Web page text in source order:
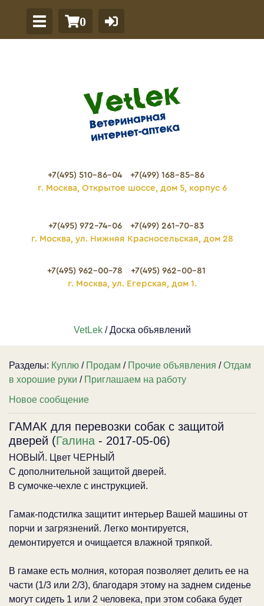
0
+7(495) 510-86-04
+7(499) 168-85-86
г. Москва, Открытое шоссе, дом 5, корпус 6
+7(495) 972-74-06
+7(499) 261-70-83
г. Москва, ул. Нижняя Красносельская, дом 28
+7(495) 962-00-78
+7(495) 962-00-81
г. Москва, ул. Егерская, дом 1.
VetLek/ Доска объявлений
Разделы: Куплю / Продам / Прочие объявления /Отдам
в хорошие руки / Приглашаем на работу
Новое сообщение
ГАМАК для перевозки собак с защитой
дверей (Галина - 2017-05-06)
НОВЫЙ. Цвет ЧЕРНЫЙ
С дополнительной защитой дверей.
В сумочке-чехле с инструкцией.
Гамак-подстилка защитит интерьер Вашей машины от
порчи и загрязнений. Легко монтируется,
демонтируется и очищается влажной тряпкой.
В гамаке есть молния, которая позволяет делить ее на
части (1/3 или 2/3), благодаря этому на заднем сиденье
могут сидеть 1 или 2 человека, при этом собака будет